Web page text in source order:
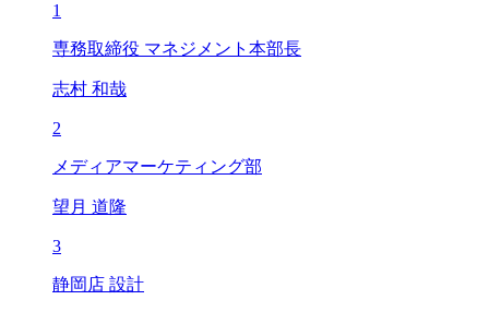
1
専務取締役 マネジメント本部長
志村 和哉
2
メディアマーケティング部
望月 道隆
3
静岡店 設計